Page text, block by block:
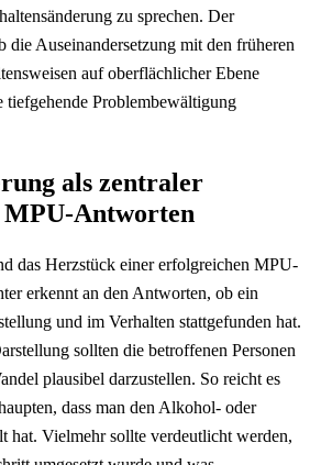
zu sprechen. Der
die Auseinandersetzung mit den früheren
auf oberflächlicher Ebene
tiefgehende Problembewältigung
als zentraler
Antworten
das Herzstück einer erfolgreichen MPU-
erkennt an den Antworten, ob ein
und im Verhalten stattgefunden hat.
sollten die betroffenen Personen
plausibel darzustellen. So reicht es
dass man den Alkohol- oder
hat. Vielmehr sollte verdeutlicht werden,